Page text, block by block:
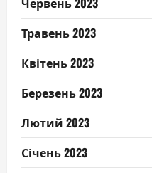
Травень 2023
Квітень 2023
Березень 2023
Лютий 2023
Січень 2023